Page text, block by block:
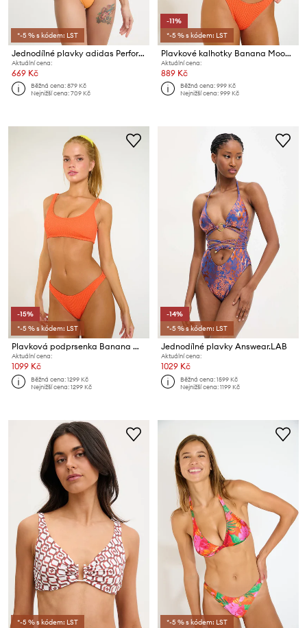
*-5 % s kódem: LST
Jednodílné plavky adidas Performance
Aktuální cena:
669 Kč
Běžná cena:879 Kč
Nejnižší cena:709 Kč
-11%
*-5 % s kódem: LST
Plavkové kalhotky Banana Moon Popcorn
Aktuální cena:
889 Kč
Běžná cena:999 Kč
Nejnižší cena:999 Kč
-15%
*-5 % s kódem: LST
Plavková podprsenka Banana Moon Popcorn
Aktuální cena:
1099 Kč
Běžná cena:1299 Kč
Nejnižší cena:1299 Kč
-14%
*-5 % s kódem: LST
Jednodílné plavky Answear.LAB
Aktuální cena:
1029 Kč
Běžná cena:1599 Kč
Nejnižší cena:1199 Kč
*-5 % s kódem: LST *-5 % s kódem: LST